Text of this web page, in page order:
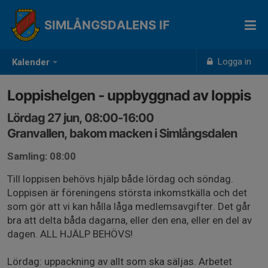
Kalender Logga in
SIMLÅNGSDALENS IF
Loppishelgen - uppbyggnad av loppis
Lördag 27 jun, 08:00-16:00
Granvallen, bakom macken i Simlångsdalen
Samling: 08:00
Till loppisen behövs hjälp både lördag och söndag.
Loppisen är föreningens största inkomstkälla och det
som gör att vi kan hålla låga medlemsavgifter. Det går
bra att delta båda dagarna, eller den ena, eller en del av
dagen. ALL HJÄLP BEHÖVS!
Lördag: uppackning av allt som ska säljas. Arbetet